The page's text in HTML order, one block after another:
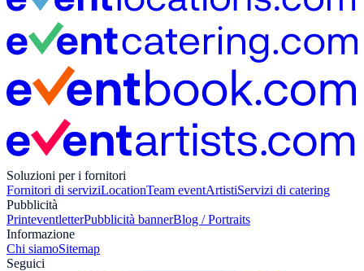
Soluzioni per i fornitori
Fornitori di serviziLocationTeam eventArtistiServizi di catering
Pubblicità
PrinteventletterPubblicità bannerBlog / Portraits
Informazione
Chi siamoSitemap
Seguici